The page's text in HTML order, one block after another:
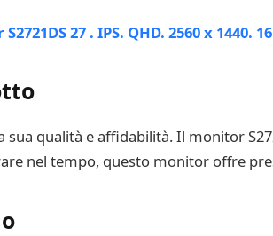
sua qualità e affidabilità. Il monitor
nel tempo, questo monitor offre